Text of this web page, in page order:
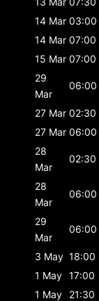
14 Mar 03:00
14 Mar 07:00
15 Mar 07:00
29
Mar
06:00
27 Mar 02:30
27 Mar 06:00
28
Mar
02:30
28
Mar
06:00
29
Mar
06:00
3 May 18:00
1 May 17:00
1 May
21:30